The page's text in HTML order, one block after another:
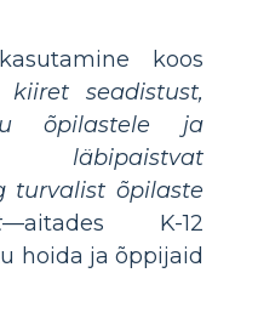
koos
kiiret seadistust,
õpilastele ja
turvalist õpilaste
—aitades K-12
hoida ja õppijaid